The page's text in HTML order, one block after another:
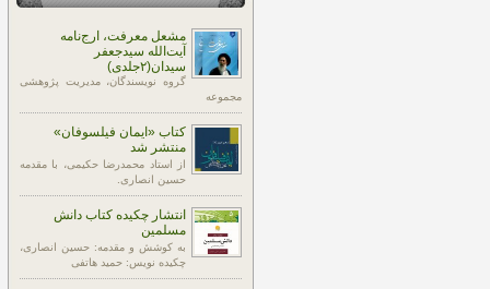
مشعل معرفت، ارج‌نامه
آیت‌الله سیدجعفر
سیدان(۲جلدی)
گروه نویسندگان، مدیریت پژوهشی
مجموعه
کتاب «ایمان فیلسوفان»
منتشر شد
از استاد محمدرضا حکیمی، با مقدمه
حسین انصاری.
انتشار چکیده کتاب دانش
مسلمین
به کوشش و مقدمه: حسین انصاری،
چکیده نویس: حمید هاتفی